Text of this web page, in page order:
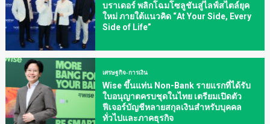
บราเดอร์ พลิกโฉมโซลูชันสู่ไลฟ์สไตล์ยุค
ใหม่ ภายใต้แนวคิด “At Your Side, Every
Side of Life”
เศรษฐกิจ-การเงิน
Wise ขึ้นแท่น Non-Bank รายแรกที่ได้รับ
ใบอนุญาตครบชุดในไทย เตรียมเปิดตัว
ฟีเจอร์บัญชีหลายสกุลเงินสำหรับบุคคล
ทั่วไปและภาคธุรกิจ